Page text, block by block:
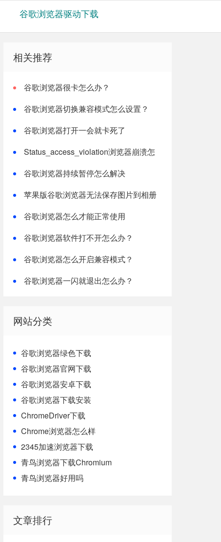
谷歌浏览器驱动下载
相关推荐
谷歌浏览器很卡怎么办？
谷歌浏览器切换兼容模式怎么设置？
谷歌浏览器打开一会就卡死了
Status_access_violation浏览器崩溃怎
谷歌浏览器持续暂停怎么解决
苹果版谷歌浏览器无法保存图片到相册
谷歌浏览器怎么才能正常使用
谷歌浏览器软件打不开怎么办？
谷歌浏览器怎么开启兼容模式？
谷歌浏览器一闪就退出怎么办？
网站分类
谷歌浏览器绿色下载
谷歌浏览器官网下载
谷歌浏览器安卓下载
谷歌浏览器下载安装
ChromeDriver下载
Chrome浏览器怎么样
2345加速浏览器下载
青鸟浏览器下载Chromium
青鸟浏览器好用吗
文章排行